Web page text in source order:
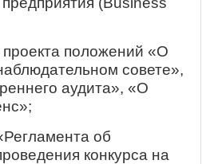
положений «О
совете»,
аудита», «О
об
конкурса на